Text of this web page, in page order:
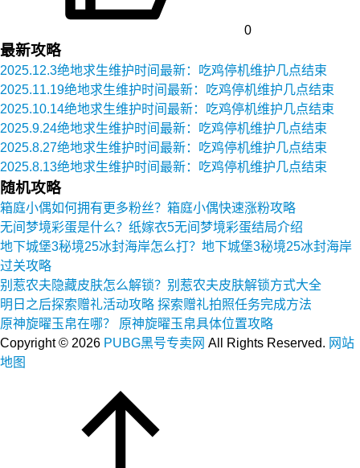
0
最新攻略
2025.12.3绝地求生维护时间最新：吃鸡停机维护几点结束
2025.11.19绝地求生维护时间最新：吃鸡停机维护几点结束
2025.10.14绝地求生维护时间最新：吃鸡停机维护几点结束
2025.9.24绝地求生维护时间最新：吃鸡停机维护几点结束
2025.8.27绝地求生维护时间最新：吃鸡停机维护几点结束
2025.8.13绝地求生维护时间最新：吃鸡停机维护几点结束
随机攻略
箱庭小偶如何拥有更多粉丝？箱庭小偶快速涨粉攻略
无间梦境彩蛋是什么？纸嫁衣5无间梦境彩蛋结局介绍
地下城堡3秘境25冰封海岸怎么打？地下城堡3秘境25冰封海岸
过关攻略
别惹农夫隐藏皮肤怎么解锁？别惹农夫皮肤解锁方式大全
明日之后探索赠礼活动攻略 探索赠礼拍照任务完成方法
原神旋曜玉帛在哪？ 原神旋曜玉帛具体位置攻略
Copyright © 2026 PUBG黑号专卖网 All Rights Reserved. 网站
地图